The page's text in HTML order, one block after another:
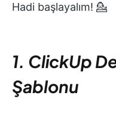
Hadi başlayalım! 💁
1. ClickUp
Şablonu